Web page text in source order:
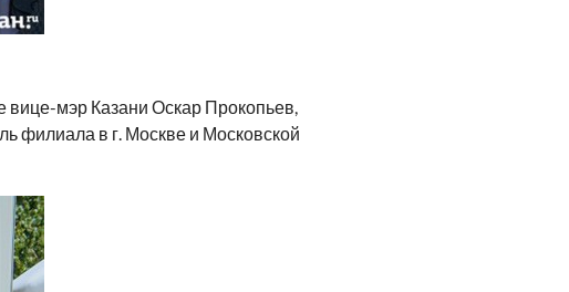
вице-мэр Казани Оскар Прокопьев,
филиала в г. Москве и Московской